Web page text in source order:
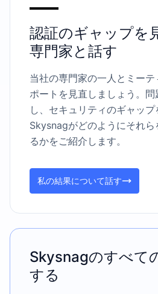
認証のギャップを
専門家と話す
当社の専門家の一人とミー
ポートを見直しましょう。
し、セキュリティのギャップ
Skysnagがどのようにそれら
るかをご紹介します。
私の結果について話す
Skysnagのすべて
する